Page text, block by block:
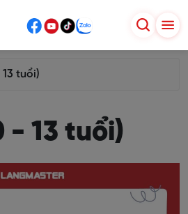
13 tuổi)
- 13 tuổi)